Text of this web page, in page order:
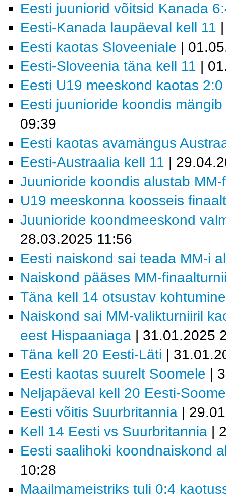
Eesti juuniorid võitsid Kanada
Eesti-Kanada laupäeval kell 11
Eesti kaotas Sloveeniale |
Eesti-Sloveenia täna kell 11 |
Eesti U19 meeskond kaotas
Eesti juunioride koondis
09:39
Eesti kaotas avamängus
Eesti-Austraalia kell 11 |
Juunioride koondis alustab
U19 meeskonna koosseis
Juunioride koondmeeskond
28.03.2025 11:56
Eesti naiskond sai teada MM-i
Naiskond pääses MM-
Täna kell 14 otsustav
Naiskond sai MM-valikturniiril
eest Hispaaniaga | 31.01.2025
Täna kell 20 Eesti-Läti |
Eesti kaotas suurelt Soomele |
Neljapäeval kell 20 Eesti-Soome
Eesti võitis Suurbritannia |
Kell 14 Eesti vs Suurbritannia |
Eesti saalihoki koondnaiskond
10:28
Maailmameistriks tuli 0:4